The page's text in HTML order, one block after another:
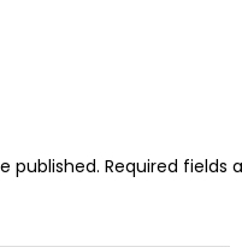
published. Required fields